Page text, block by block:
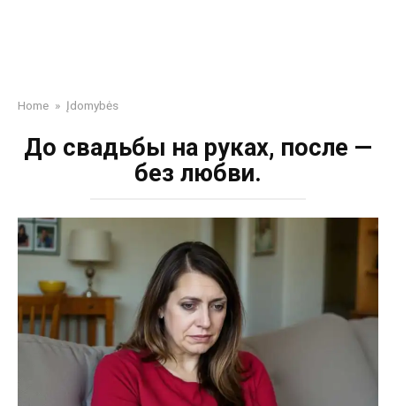
Home » Įdomybės
До свадьбы на руках, после —
без любви.